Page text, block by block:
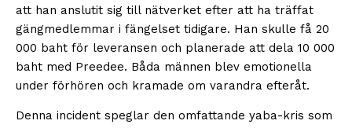
att han anslutit sig till nätverket efter att ha träffat
gängmedlemmar i fängelset tidigare. Han skulle få 20
000 baht för leveransen och planerade att dela 10 000
baht med Preedee. Båda männen blev emotionella
under förhören och kramade om varandra efteråt.
Denna incident speglar den omfattande yaba-kris som